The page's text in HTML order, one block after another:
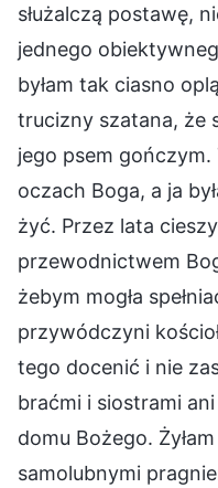
służalczą postawę,
jednego
byłam tak ciasno
trucizny szatana, że
jego psem gończym.
oczach Boga, a ja
żyć. Przez lata
przewodnictwem
żebym mogła
przywódczyni
tego docenić i nie
braćmi i siostrami
domu Bożego.
samolubnymi